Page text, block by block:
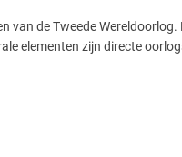
van de Tweede
elementen zijn directe